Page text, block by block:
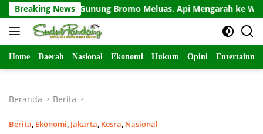
Langsung
ke
konten
Breaking News
Gunung Bromo Meluas, Api Mengarah ke Wilayah
Home Daerah Nasional Ekonomi Hukum Opini
Beranda Berita
Berita, Ekonomi, Jakarta, Kesra, Nasional